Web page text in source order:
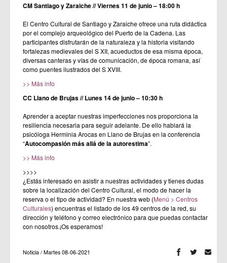
CM Santiago y Zaraiche // Viernes 11 de junio – 18:00 h
El Centro Cultural de Santiago y Zaraiche ofrece una ruta didáctica
por el complejo arqueológico del Puerto de la Cadena. Las
participantes disfrutarán de la naturaleza y la historia visitando
fortalezas medievales del S XII, acueductos de esa misma época,
diversas canteras y vías de comunicación, de época romana, así
como puentes ilustrados del S XVIII.
>> Más info
CC Llano de Brujas // Lunes 14 de junio – 10:30 h
Aprender a aceptar nuestras imperfecciones nos proporciona la
resiliencia necesaria para seguir adelante. De ello hablará la
psicóloga Herminia Arocas en Llano de Brujas en la conferencia
“Autocompasión más allá de la autorestima”.
>> Más info
>>>>
¿Estás interesado en asistir a nuestras actividades y tienes dudas
sobre la localización del Centro Cultural, el modo de hacer la
reserva o el tipo de actividad? En nuestra web (Menú > Centros
Culturales) encuentras el listado de los 49 centros de la red, su
dirección y teléfono y correo electrónico para que puedas contactar
con nosotros.¡Os esperamos!
Noticia / Martes 08-06-2021